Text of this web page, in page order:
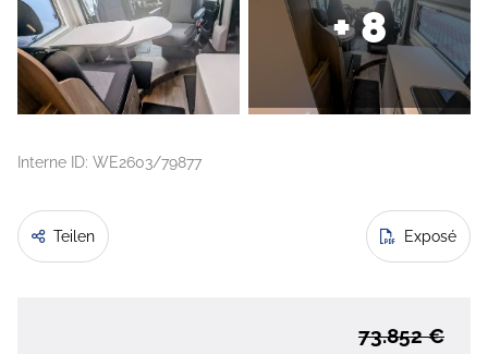
+ 8
Interne ID: WE2603/79877
Teilen Exposé
73.852 €